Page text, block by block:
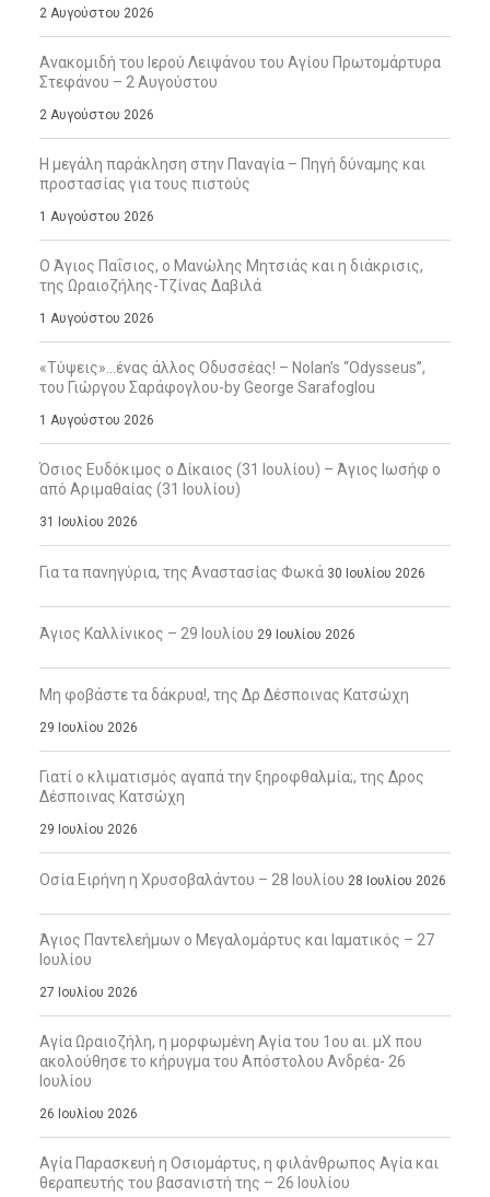
2 Αυγούστου 2026
Ανακομιδή του Ιερού Λειψάνου του Αγίου Πρωτομάρτυρα
Στεφάνου – 2 Αυγούστου
2 Αυγούστου 2026
Η μεγάλη παράκληση στην Παναγία – Πηγή δύναμης και
προστασίας για τους πιστούς
1 Αυγούστου 2026
Ο Άγιος Παΐσιος, ο Μανώλης Μητσιάς και η διάκρισις,
της Ωραιοζήλης-Τζίνας Δαβιλά
1 Αυγούστου 2026
«Τύψεις»…ένας άλλος Οδυσσέας! – Nolan’s “Odysseus”,
του Γιώργου Σαράφογλου-by George Sarafoglou
1 Αυγούστου 2026
Όσιος Ευδόκιμος ο Δίκαιος (31 Ιουλίου) – Άγιος Ιωσήφ ο
από Αριμαθαίας (31 Ιουλίου)
31 Ιουλίου 2026
Για τα πανηγύρια, της Αναστασίας Φωκά 30 Ιουλίου 2026
Άγιος Καλλίνικος – 29 Ιουλίου 29 Ιουλίου 2026
Μη φοβάστε τα δάκρυα!, της Δρ Δέσποινας Κατσώχη
29 Ιουλίου 2026
Γιατί ο κλιματισμός αγαπά την ξηροφθαλμία;, της Δρος
Δέσποινας Κατσώχη
29 Ιουλίου 2026
Οσία Ειρήνη η Χρυσοβαλάντου – 28 Ιουλίου 28 Ιουλίου 2026
Άγιος Παντελεήμων ο Μεγαλομάρτυς και Ιαματικός – 27
Ιουλίου
27 Ιουλίου 2026
Αγία Ωραιοζήλη, η μορφωμένη Αγία του 1ου αι. μΧ που
ακολούθησε το κήρυγμα του Απόστολου Ανδρέα- 26
Ιουλίου
26 Ιουλίου 2026
Αγία Παρασκευή η Οσιομάρτυς, η φιλάνθρωπος Αγία και
θεραπευτής του βασανιστή της – 26 Ιουλίου